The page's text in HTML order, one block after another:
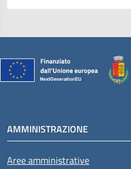
AMMINISTRAZIONE
Aree amministrative